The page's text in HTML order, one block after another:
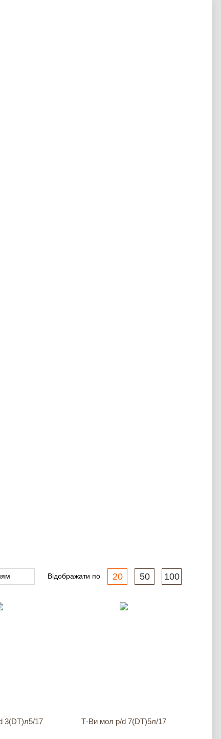
Відображати по 20 50 100
3(DT)л5/17 Т-Ви мол p/d 7(DT)5л/17